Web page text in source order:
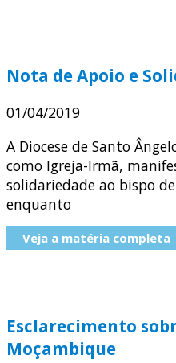
Nota de Apoio e
01/04/2019
A Diocese de Santo
como Igreja-Irmã,
solidariedade ao bispo
enquanto
Veja a matéria completa
Esclarecimento
Moçambique